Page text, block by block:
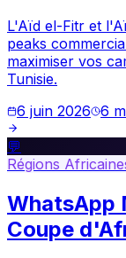
L'Aïd el-Fitr et
peaks
maximiser vos
Tunisie.
6 juin 2026 6
💬
Régions
WhatsApp
Coupe